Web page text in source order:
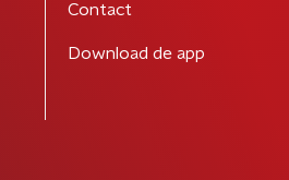
Contact
Download de app